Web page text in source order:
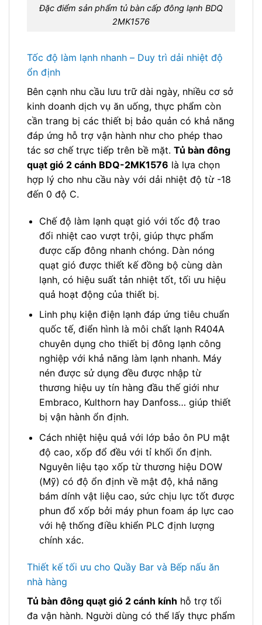
Đặc điểm sản phẩm tủ bàn cấp đông lạnh BDQ
2MK1576
Tốc độ làm lạnh nhanh – Duy trì dải nhiệt độ
ổn định
Bên cạnh nhu cầu lưu trữ dài ngày, nhiều cơ sở
kinh doanh dịch vụ ăn uống, thực phẩm còn
cần trang bị các thiết bị bảo quản có khả năng
đáp ứng hỗ trợ vận hành như cho phép thao
tác sơ chế trực tiếp trên bề mặt. Tủ bàn đông
quạt gió 2 cánh BDQ-2MK1576 là lựa chọn
hợp lý cho nhu cầu này với dải nhiệt độ từ -18
đến 0 độ C.
Chế độ làm lạnh quạt gió với tốc độ trao
đổi nhiệt cao vượt trội, giúp thực phẩm
được cấp đông nhanh chóng. Dàn nóng
quạt gió được thiết kế đồng bộ cùng dàn
lạnh, có hiệu suất tản nhiệt tốt, tối ưu hiệu
quả hoạt động của thiết bị.
Linh phụ kiện điện lạnh đáp ứng tiêu chuẩn
quốc tế, điển hình là môi chất lạnh R404A
chuyên dụng cho thiết bị đông lạnh công
nghiệp với khả năng làm lạnh nhanh. Máy
nén được sử dụng đều được nhập từ
thương hiệu uy tín hàng đầu thế giới như
Embraco, Kulthorn hay Danfoss… giúp thiết
bị vận hành ổn định.
Cách nhiệt hiệu quả với lớp bảo ôn PU mật
độ cao, xốp đổ đều với tỉ khối ổn định.
Nguyên liệu tạo xốp từ thương hiệu DOW
(Mỹ) có độ ổn định về mật độ, khả năng
bám dính vật liệu cao, sức chịu lực tốt được
phun đổ xốp bởi máy phun foam áp lực cao
với hệ thống điều khiển PLC định lượng
chính xác.
Thiết kế tối ưu cho Quầy Bar và Bếp nấu ăn
nhà hàng
Tủ bàn đông quạt gió 2 cánh kính hỗ trợ tối
đa vận hành. Người dùng có thể lấy thực phẩm